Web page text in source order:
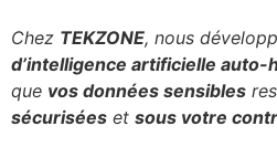
Chez TEKZONE, nous
d’intelligence artificielle auto-
que vos données sensibles
sécurisées et sous votre